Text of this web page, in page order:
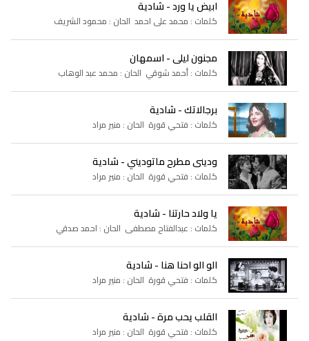
ابيض يا ورد - شادية
كلمات : محمد على احمد الحان : محمود الشريف
مجنون ليلى - اسمهان
كلمات : أحمد شوقي الحان : محمد عبد الوهاب
برجالاتك - شادية
كلمات : فتحي قورة الحان : منير مراد
ودينى مطرح ماتوديني - شادية
كلمات : فتحي قورة الحان : منير مراد
يا ولاد حارتنا - شادية
كلمات : عبدالفتاح مصطفى الحان : احمد صدقي
الو الو احنا هنا - شادية
كلمات : فتحي قورة الحان : منير مراد
القلب يحب مرة - شادية
كلمات : فتحي قورة الحان : منير مراد